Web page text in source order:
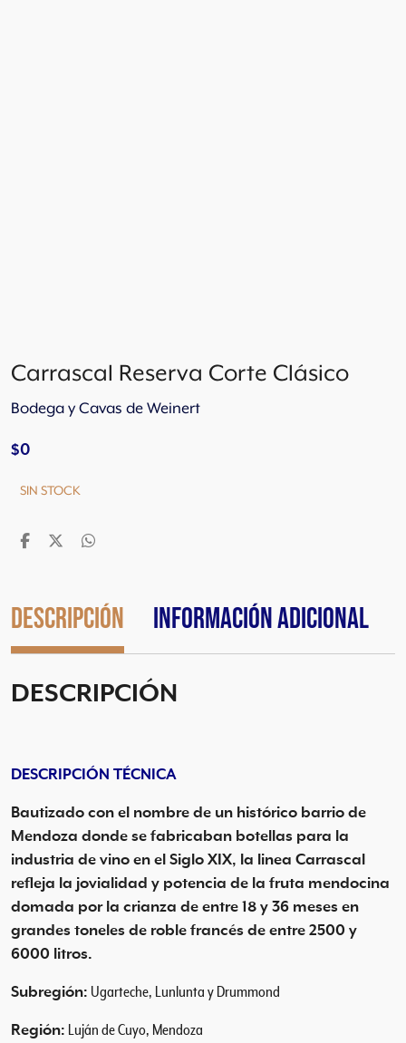
Carrascal Reserva Corte Clásico
Bodega y Cavas de Weinert
$0
SIN STOCK
Descripción Información adicional
DESCRIPCIÓN
DESCRIPCIÓN TÉCNICA
Bautizado con el nombre de un histórico barrio de
Mendoza donde se fabricaban botellas para la
industria de vino en el Siglo XIX, la linea Carrascal
refleja la jovialidad y potencia de la fruta mendocina
domada por la crianza de entre 18 y 36 meses en
grandes toneles de roble francés de entre 2500 y
6000 litros.
Subregión: Ugarteche, Lunlunta y Drummond
Región: Luján de Cuyo, Mendoza